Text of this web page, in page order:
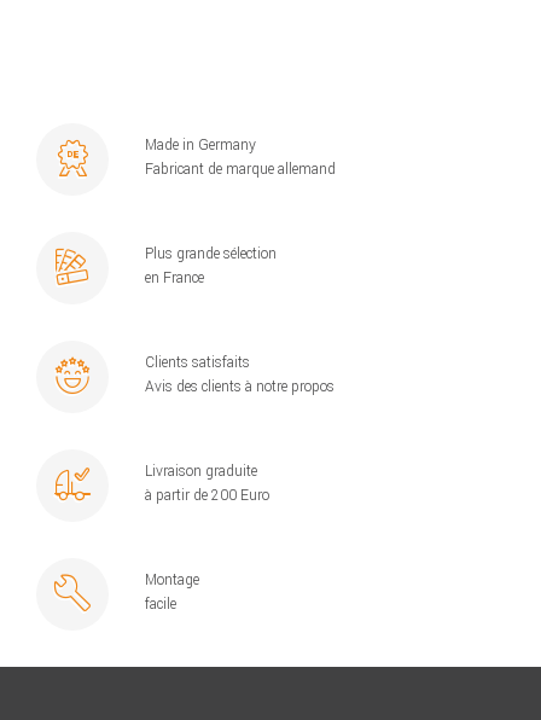
Made in Germany
Fabricant de marque allemand
Plus grande sélection
en France
Clients satisfaits
Avis des clients à notre propos
Livraison graduite
à partir de 200 Euro
Montage
facile